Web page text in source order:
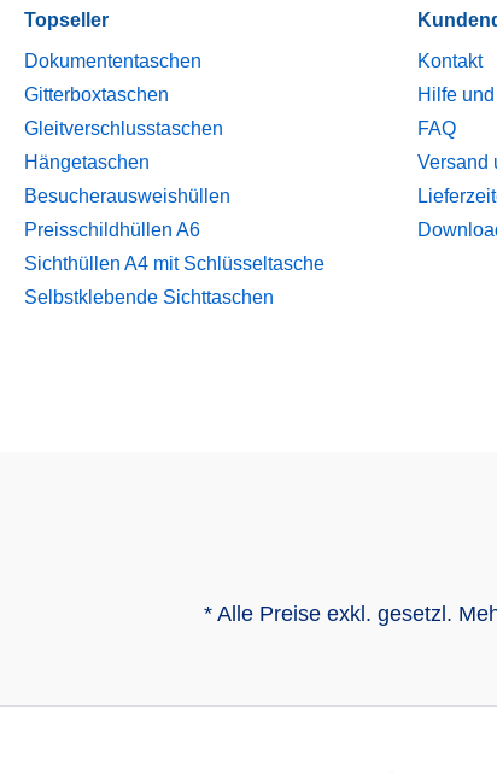
Topseller
Dokumententaschen
Gitterboxtaschen
Gleitverschlusstaschen
Hängetaschen
Besucherausweishüllen
Preisschildhüllen A6
Sichthüllen A4 mit Schlüsseltasche
Selbstklebende Sichttaschen
Kontakt
Hilfe
FAQ
Versand
* Alle Preise exkl. gesetzl.